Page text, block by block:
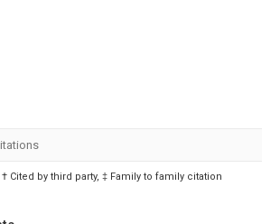
Cited by third party, ‡ Family to family citation